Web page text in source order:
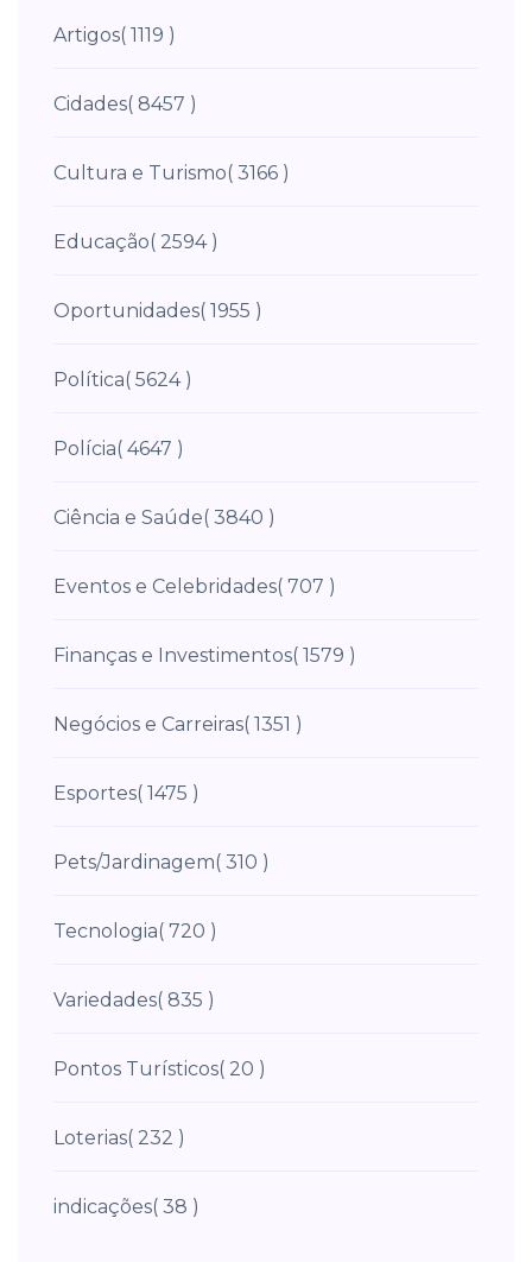
Artigos( 1119 )
Cidades( 8457 )
Cultura e Turismo( 3166 )
Educação( 2594 )
Oportunidades( 1955 )
Política( 5624 )
Polícia( 4647 )
Ciência e Saúde( 3840 )
Eventos e Celebridades( 707 )
Finanças e Investimentos( 1579 )
Negócios e Carreiras( 1351 )
Esportes( 1475 )
Pets/Jardinagem( 310 )
Tecnologia( 720 )
Variedades( 835 )
Pontos Turísticos( 20 )
Loterias( 232 )
indicações( 38 )